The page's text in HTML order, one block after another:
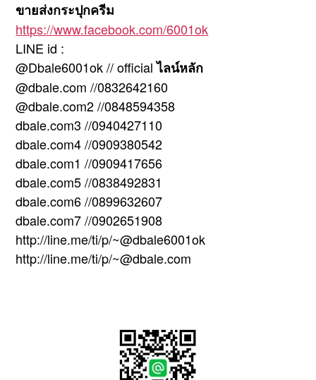
ขายส่งกระปุกครีม
https://www.facebook.com/6001ok
LINE id :
@Dbale6001ok // officialไลน์หลัก
@dbale.com //0832642160
@dbale.com2 //0848594358
dbale.com3 //0940427110
dbale.com4 //0909380542
dbale.com1 //0909417656
dbale.com5 //0838492831
dbale.com6 //0899632607
dbale.com7 //0902651908
http://line.me/ti/p/~@dbale6001ok
http://line.me/ti/p/~@dbale.com